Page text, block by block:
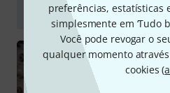
preferências, estatísticas
simplesmente em ‘Tudo
Você pode revogar o
qualquer momento
cookies (
Endorphin.es Ghost Silver